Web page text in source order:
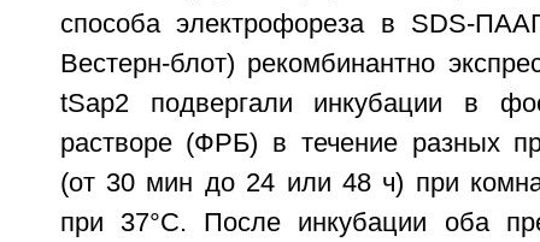
способа электрофореза в SDS-
Вестерн-блот) рекомбинантно
tSap2 подвергали инкубации в
растворе (ФРБ) в течение разных
(от 30 мин до 24 или 48 ч) при
при 37°С. После инкубации оба